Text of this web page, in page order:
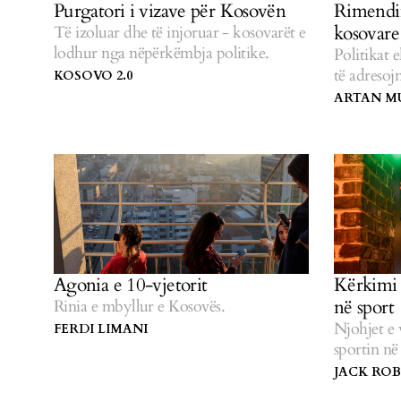
Purgatori i vizave për Kosovën
Të izoluar dhe të injoruar - kosovarët e
lodhur nga nëpërkëmbja politike.
KOSOVO 2.0
kosovare
Politikat
të
ARTAN
Agonia e 10-vjetorit
Rinia e mbyllur e Kosovës.
FERDI LIMANI
Kërkimi
në sport
Njohjet e
sportin
JACK